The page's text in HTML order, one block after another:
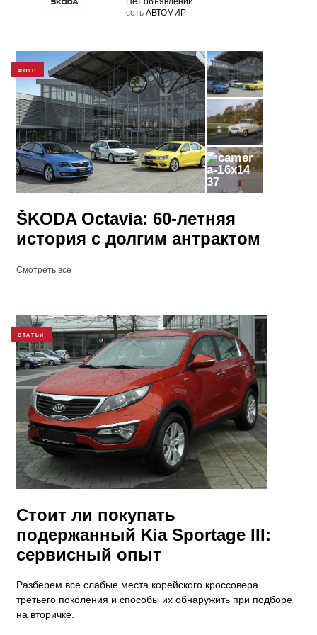
cеть АВТОМИР
ФОТО
37
ŠKODA Octavia: 60-летняя
история с долгим антрактом
Смотреть все
СТАТЬИ
Стоит ли покупать
подержанный Kia Sportage III:
сервисный опыт
Разберем все слабые места корейского кроссовера
третьего поколения и способы их обнаружить при подборе
на вторичке.